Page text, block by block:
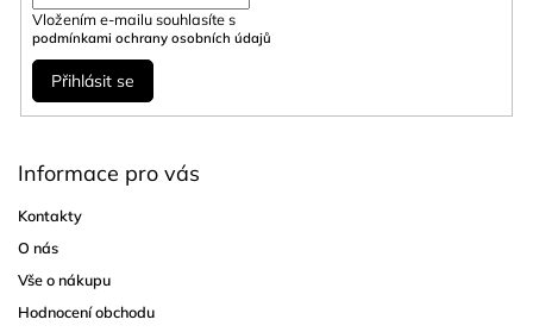
Vložením e-mailu souhlasíte s
podmínkami ochrany osobních údajů
Přihlásit se
Informace pro vás
Kontakty
O nás
Vše o nákupu
Hodnocení obchodu